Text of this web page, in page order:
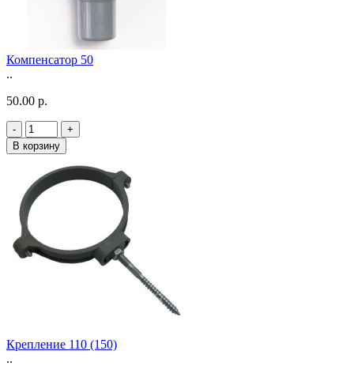
Компенсатор 50
..
50.00 р.
-
+
В корзину
Крепление 110 (150)
..